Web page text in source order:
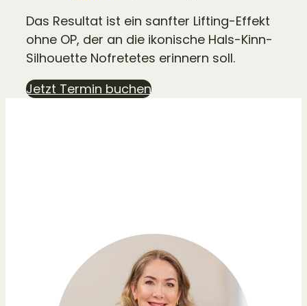
Das Resultat ist ein sanfter Lifting-Effekt
ohne OP, der an die ikonische Hals-Kinn-
Silhouette Nofretetes erinnern soll.
Jetzt Termin buchen